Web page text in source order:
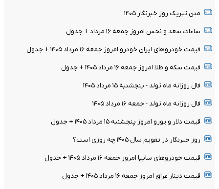
متن تبریک روز خبرنگار ۱۴۰۵
ساعات سعد و نحس امروز جمعه ۱۶ مرداد + جدول
قیمت خودرو‌های ایران خودرو امروز جمعه ۱۶ مرداد ۱۴۰۵ + جدول
قیمت سکه و طلا امروز جمعه ۱۶ مرداد ۱۴۰۵ + جدول
فال روزانه ماه تولد - پنجشنبه ۱۵ مرداد ۱۴۰۵
فال روزانه ماه تولد - جمعه ۱۶ مرداد ۱۴۰۵
قیمت دلار و یورو امروز پنجشنبه ۱۵ مرداد ۱۴۰۵ + جدول
روز خبرنگار در تقویم سال ۱۴۰۵ چه روزی است؟
قیمت خودرو‌های سایپا امروز جمعه ۱۶ مرداد ۱۴۰۵ + جدول
قیمت دینار عراق امروز جمعه ۱۶ مرداد ۱۴۰۵ + جدول